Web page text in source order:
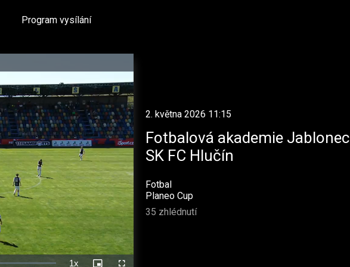
Program vysílání
1x
2. května 2026 11:15
Fotbalová akademie Jablonec
SK FC Hlučín
Fotbal
Planeo Cup
35 zhlédnutí